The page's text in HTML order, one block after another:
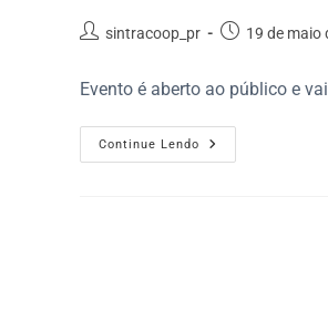
sintracoop_pr 19 de maio
Evento é aberto ao público e
Continue Lendo